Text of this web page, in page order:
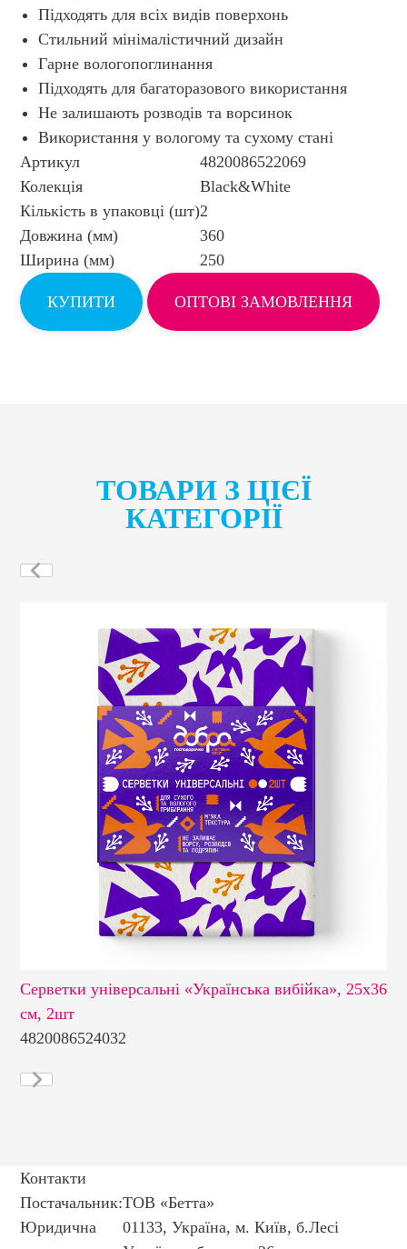
Підходять для всіх видів поверхонь
Стильний мінімалістичний дизайн
Гарне вологопоглинання
Підходять для багаторазового використання
Не залишають розводів та ворсинок
Використання у вологому та сухому стані
Артикул
4820086522069
Колекція
Black&White
Кількість в упаковці (шт)2
Довжина (мм)
360
Ширина (мм)
250
КУПИТИ ОПТОВІ ЗАМОВЛЕННЯ
ТОВАРИ З ЦІЄЇ
КАТЕГОРІЇ
Серветки універсальні «Українська вибійка», 25х36
см, 2шт
4820086524032
Контакти
Постачальник:ТОВ «Бетта»
Юридична
01133, Україна, м. Київ, б.Лесі